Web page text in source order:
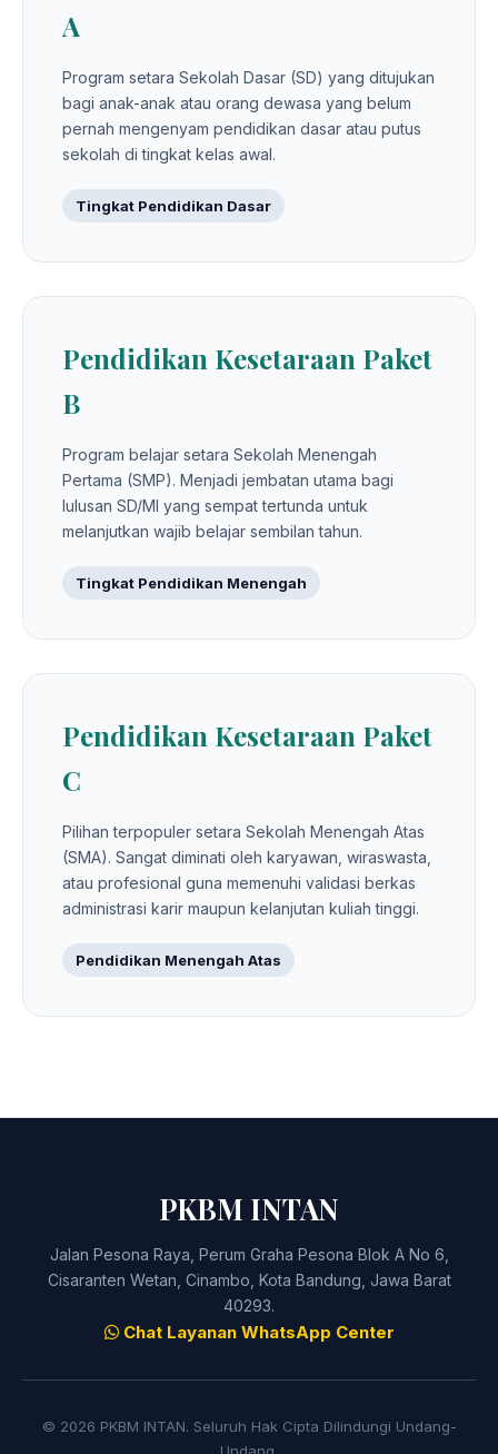
A
Program setara Sekolah Dasar (SD) yang ditujukan
bagi anak-anak atau orang dewasa yang belum
pernah mengenyam pendidikan dasar atau putus
sekolah di tingkat kelas awal.
Tingkat Pendidikan Dasar
Pendidikan Kesetaraan Paket
B
Program belajar setara Sekolah Menengah
Pertama (SMP). Menjadi jembatan utama bagi
lulusan SD/MI yang sempat tertunda untuk
melanjutkan wajib belajar sembilan tahun.
Tingkat Pendidikan Menengah
Pendidikan Kesetaraan Paket
C
Pilihan terpopuler setara Sekolah Menengah Atas
(SMA). Sangat diminati oleh karyawan, wiraswasta,
atau profesional guna memenuhi validasi berkas
administrasi karir maupun kelanjutan kuliah tinggi.
Pendidikan Menengah Atas
PKBM INTAN
Jalan Pesona Raya, Perum Graha Pesona Blok A No 6,
Cisaranten Wetan, Cinambo, Kota Bandung, Jawa Barat
40293.
Chat Layanan WhatsApp Center
© 2026 PKBM INTAN. Seluruh Hak Cipta Dilindungi Undang-
Undang.